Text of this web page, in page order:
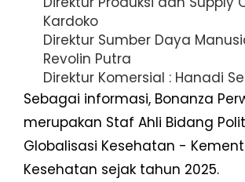
Kardoko
Direktur Sumber Daya
Revolin Putra
Direktur Komersial : Hanadi
Sebagai informasi, Bonanza
merupakan Staf Ahli Bidang
Globalisasi Kesehatan -
Kesehatan sejak tahun 2025.